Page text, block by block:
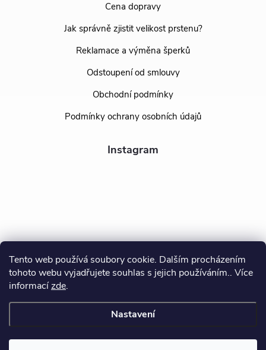
Tento web používá soubory cookie. Dalším procházením
tohoto webu vyjadřujete souhlas s jejich používáním.. Více
informacízde.
Nastavení
Cena dopravy
Jak správně zjistit velikost prstenu?
Reklamace a výměna šperků
Odstoupení od smlouvy
Obchodní podmínky
Podmínky ochrany osobních údajů
Instagram
Sledovat na Instagramu